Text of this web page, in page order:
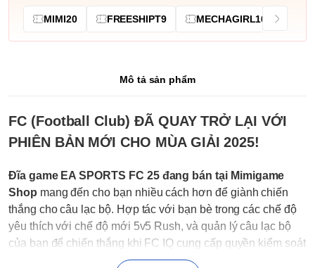
MIMI20 FREESHIPT9 MECHAGIRL10
Mô tả sản phẩm
FC (Football Club) ĐÃ QUAY TRỞ LẠI VỚI
PHIÊN BẢN MỚI CHO MÙA GIẢI 2025!
Đĩa game EA SPORTS FC 25 đang bán tại Mimigame
Shop mang đến cho bạn nhiều cách hơn để giành chiến
thắng cho câu lạc bộ. Hợp tác với bạn bè trong các chế độ
yêu thích với chế độ mới 5v5 Rush, và quản lý câu lạc bộ
của bạn để chiến thắng khi FC IQ cung cấp quyền kiểm soát
chiến thuật nhiều hơn bao giờ hết!